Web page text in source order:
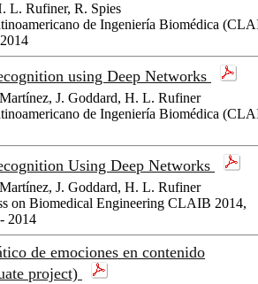
L. Rufiner, R. Spies
de Ingeniería Biomédica
using Deep Networks
J. Goddard, H. L. Rufiner
de Ingeniería Biomédica
Using Deep Networks
J. Goddard, H. L. Rufiner
on Biomedical Engineering CLAIB 2014,
2014
de emociones en contenido
project)